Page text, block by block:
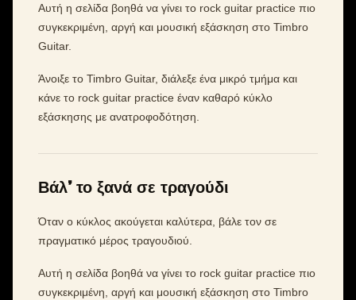
Αυτή η σελίδα βοηθά να γίνει το rock guitar practice πιο
συγκεκριμένη, αργή και μουσική εξάσκηση στο Timbro
Guitar.
Άνοιξε το Timbro Guitar, διάλεξε ένα μικρό τμήμα και
κάνε το rock guitar practice έναν καθαρό κύκλο
εξάσκησης με ανατροφοδότηση.
Βάλ’ το ξανά σε τραγούδι
Όταν ο κύκλος ακούγεται καλύτερα, βάλε τον σε
πραγματικό μέρος τραγουδιού.
Αυτή η σελίδα βοηθά να γίνει το rock guitar practice πιο
συγκεκριμένη, αργή και μουσική εξάσκηση στο Timbro